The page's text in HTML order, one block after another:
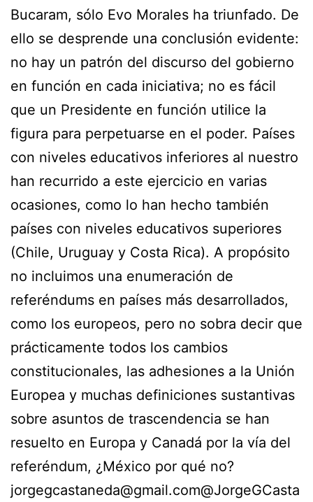
Bucaram, sólo Evo Morales ha triunfado. De
ello se desprende una conclusión evidente:
no hay un patrón del discurso del gobierno
en función en cada iniciativa; no es fácil
que un Presidente en función utilice la
figura para perpetuarse en el poder. Países
con niveles educativos inferiores al nuestro
han recurrido a este ejercicio en varias
ocasiones, como lo han hecho también
países con niveles educativos superiores
(Chile, Uruguay y Costa Rica). A propósito
no incluimos una enumeración de
referéndums en países más desarrollados,
como los europeos, pero no sobra decir que
prácticamente todos los cambios
constitucionales, las adhesiones a la Unión
Europea y muchas definiciones sustantivas
sobre asuntos de trascendencia se han
resuelto en Europa y Canadá por la vía del
referéndum, ¿México por qué no?
jorgegcastaneda@gmail.com@JorgeGCasta